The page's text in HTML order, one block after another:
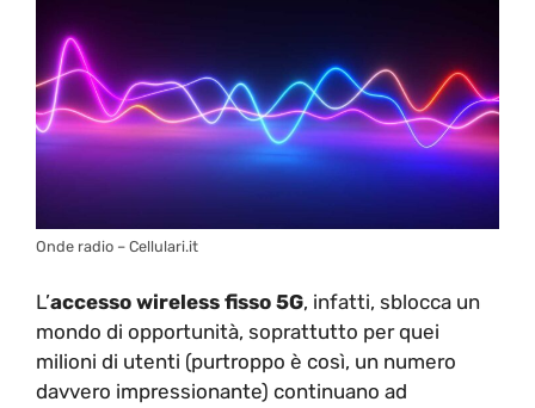
Onde radio – Cellulari.it
L’accesso wireless fisso 5G, infatti, sblocca un
mondo di opportunità, soprattutto per quei
milioni di utenti (purtroppo è così, un numero
davvero impressionante) continuano ad